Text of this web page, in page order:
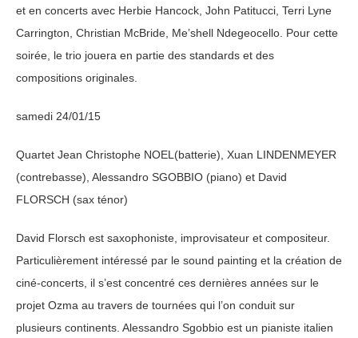
et en concerts avec Herbie Hancock, John Patitucci, Terri Lyne
Carrington, Christian McBride, Me’shell Ndegeocello. Pour cette
soirée, le trio jouera en partie des standards et des
compositions originales.
samedi 24/01/15
Quartet Jean Christophe NOEL(batterie), Xuan LINDENMEYER
(contrebasse), Alessandro SGOBBIO (piano) et David
FLORSCH (sax ténor)
David Florsch est saxophoniste, improvisateur et compositeur.
Particulièrement intéressé par le sound painting et la création de
ciné-concerts, il s’est concentré ces dernières années sur le
projet Ozma au travers de tournées qui l’on conduit sur
plusieurs continents. Alessandro Sgobbio est un pianiste italien